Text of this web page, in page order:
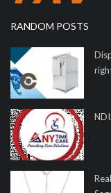
RANDOM POSTS